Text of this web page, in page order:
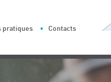
pratiques Contacts